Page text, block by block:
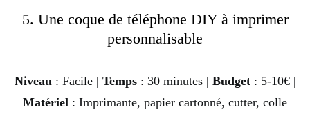
5. Une coque de téléphone DIY à imprimer
personnalisable
Niveau: Facile | Temps: 30 minutes | Budget: 5-10€ |
Matériel : Imprimante, papier cartonné, cutter, colle